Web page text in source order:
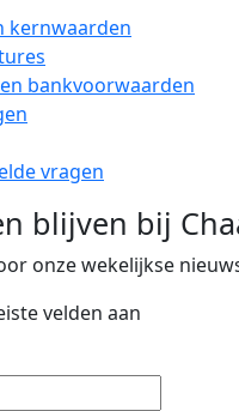
kernwaarden
bankvoorwaarden
vragen
blijven bij
onze wekelijkse
velden aan